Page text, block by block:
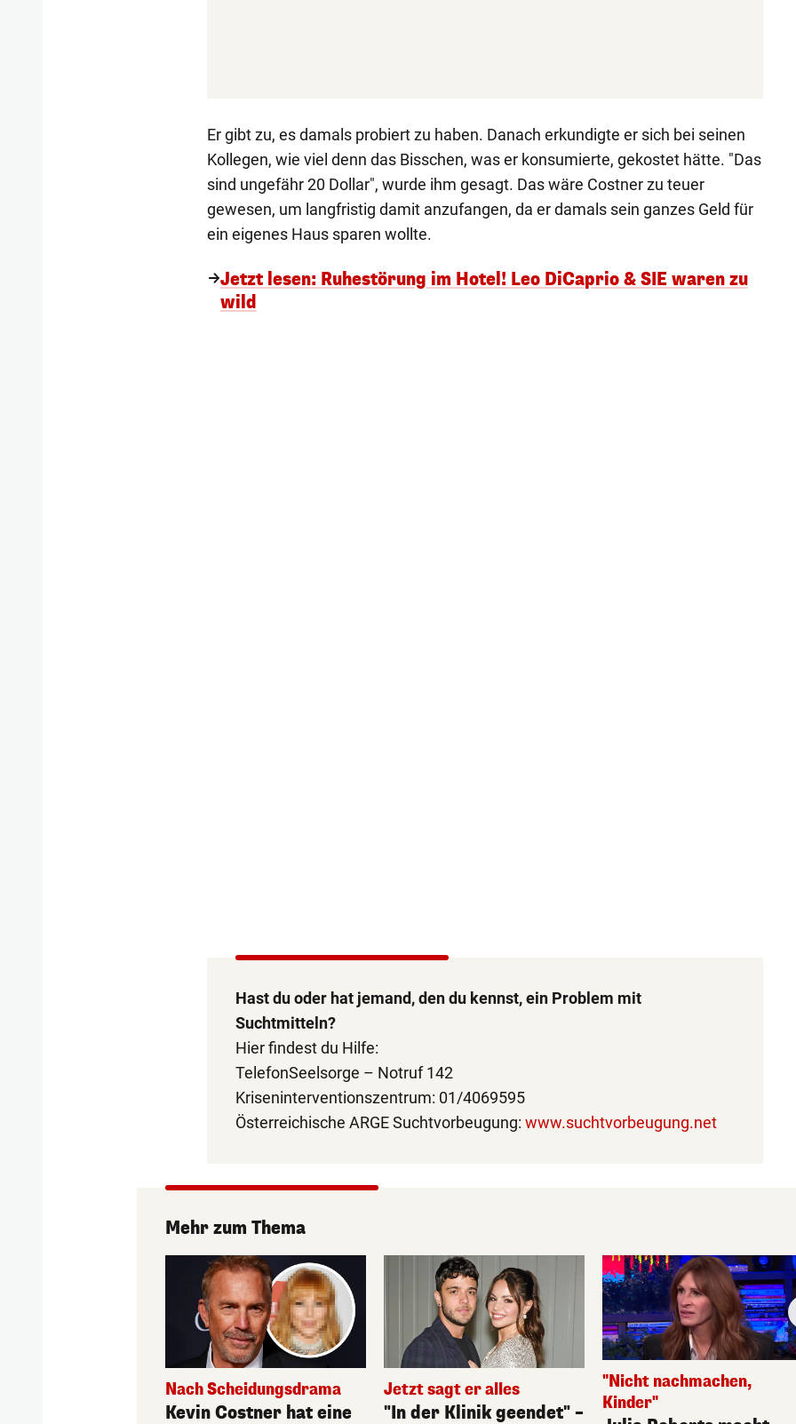
Er gibt zu, es damals probiert zu haben. Danach erkundigte er sich bei seinen
Kollegen, wie viel denn das Bisschen, was er konsumierte, gekostet hätte. "Das
sind ungefähr 20 Dollar", wurde ihm gesagt. Das wäre Costner zu teuer
gewesen, um langfristig damit anzufangen, da er damals sein ganzes Geld für
ein eigenes Haus sparen wollte.
Jetzt lesen: Ruhestörung im Hotel! Leo DiCaprio & SIE waren zu
wild
Hast du oder hat jemand, den du kennst, ein Problem mit
Suchtmitteln?
Hier findest du Hilfe:
TelefonSeelsorge – Notruf 142
Kriseninterventionszentrum: 01/4069595
Österreichische ARGE Suchtvorbeugung: www.suchtvorbeugung.net
Mehr zum Thema
Nach Scheidungsdrama
Kevin Costner hat eine
Jetzt sagt er alles
"In der Klinik geendet" –
"Nicht nachmachen,
Kinder"